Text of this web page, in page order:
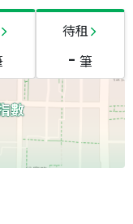
待租
- 筆